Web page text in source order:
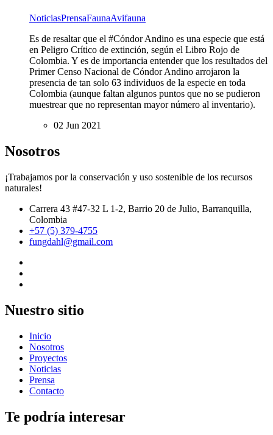
NoticiasPrensaFaunaAvifauna
Es de resaltar que el #Cóndor Andino es una especie que está
en Peligro Crítico de extinción, según el Libro Rojo de
Colombia. Y es de importancia entender que los resultados del
Primer Censo Nacional de Cóndor Andino arrojaron la
presencia de tan solo 63 individuos de la especie en toda
Colombia (aunque faltan algunos puntos que no se pudieron
muestrear que no representan mayor número al inventario).
02 Jun 2021
Nosotros
¡Trabajamos por la conservación y uso sostenible de los recursos
naturales!
Carrera 43 #47-32 L 1-2, Barrio 20 de Julio, Barranquilla,
Colombia
+57 (5) 379-4755
fungdahl@gmail.com
Nuestro sitio
Inicio
Nosotros
Proyectos
Noticias
Prensa
Contacto
Te podría interesar